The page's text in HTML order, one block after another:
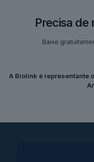
Precisa de
Baixe
A Biolink é representante